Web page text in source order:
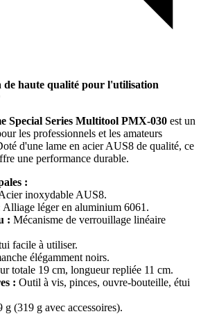
haute qualité pour l'utilisation
Special Series Multitool PMX-030 est un
les professionnels et les amateurs
d'une lame en acier AUS8 de qualité, ce
une performance durable.
:
inoxydable AUS8.
Alliage léger en aluminium 6061.
: Mécanisme de verrouillage linéaire
facile à utiliser.
élégamment noirs.
totale 19 cm, longueur repliée 11 cm.
: Outil à vis, pinces, ouvre-bouteille, étui
g (319 g avec accessoires).